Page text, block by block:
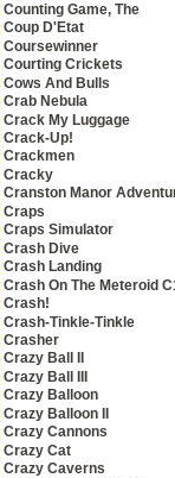
Counting Game, The
Coup D'Etat
Coursewinner
Courting Crickets
Cows And Bulls
Crab Nebula
Crack My Luggage
Crack-Up!
Crackmen
Cracky
Cranston Manor
Craps
Craps Simulator
Crash Dive
Crash Landing
Crash On The Meteroid
Crash!
Crash-Tinkle-Tinkle
Crasher
Crazy Ball II
Crazy Ball III
Crazy Balloon
Crazy Balloon II
Crazy Cannons
Crazy Cat
Crazy Caverns